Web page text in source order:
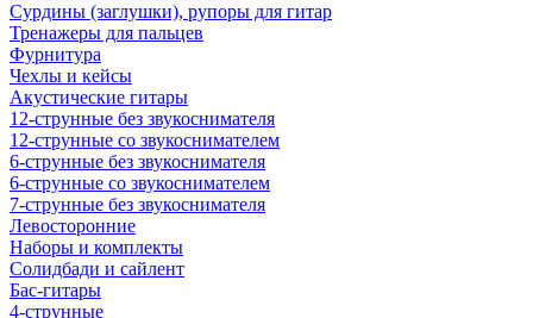
Сурдины (заглушки), рупоры для гитар
Тренажеры для пальцев
Фурнитура
Чехлы и кейсы
Акустические гитары
12-струнные без звукоснимателя
12-струнные со звукоснимателем
6-струнные без звукоснимателя
6-струнные со звукоснимателем
7-струнные без звукоснимателя
Левосторонние
Наборы и комплекты
Солидбади и сайлент
Бас-гитары
4-струнные